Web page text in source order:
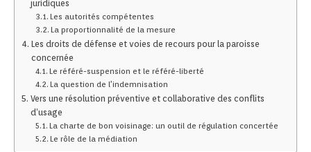
juridiques
Les autorités compétentes
La proportionnalité de la mesure
Les droits de défense et voies de recours pour la paroisse
concernée
Le référé-suspension et le référé-liberté
La question de l’indemnisation
Vers une résolution préventive et collaborative des conflits
d’usage
La charte de bon voisinage: un outil de régulation concertée
Le rôle de la médiation